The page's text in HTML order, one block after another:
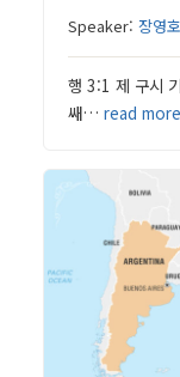
Speaker:장영
행 3:1 제 구시
쌔…read more